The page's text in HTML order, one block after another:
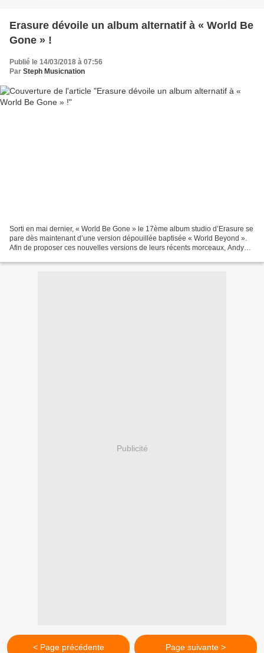
Erasure dévoile un album alternatif à « World Be
Gone » !
Publié le 14/03/2018 à 07:56
Par Steph Musicnation
Sorti en mai dernier, « World Be Gone » le 17ème album studio d’Erasure se
pare dès maintenant d’une version dépouillée baptisée « World Beyond ».
Afin de proposer ces nouvelles versions de leurs récents morceaux, Andy
Publicité
< Page précédente Page suivante >